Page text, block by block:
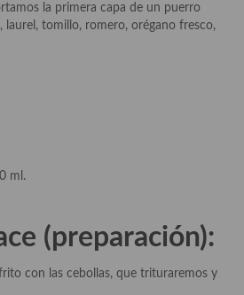
sándwich, emparedados, tostas y
la primera capa de un puerro
laurel, tomillo, romero, orégano fresco,
ml.
(preparación):
con las cebollas, que trituraremos y